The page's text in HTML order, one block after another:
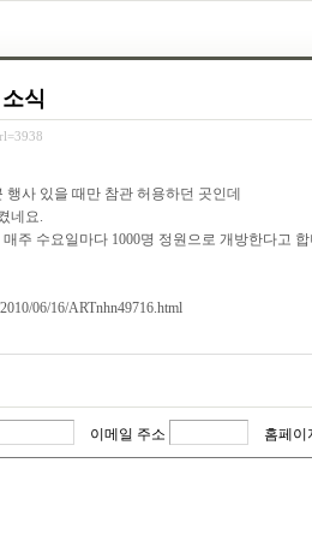
식
사 있을 때만 참관 허용하던 곳인데
네요.
주 수요일마다 1000명 정원으로 개방한다고
06/16/ARTnhn49716.html
이메일 주소 홈페이